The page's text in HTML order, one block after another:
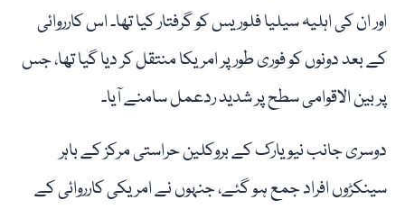
اور ان کی اہلیہ سیلیا فلوریس کو گرفتار کیا تھا۔ اس کارروائی
کے بعد دونوں کو فوری طور پر امریکا منتقل کر دیا گیا تھا، جس
پر بین الاقوامی سطح پر شدید ردعمل سامنے آیا۔
دوسری جانب نیویارک کے بروکلین حراستی مرکز کے باہر
سینکڑوں افراد جمع ہو گئے، جنہوں نے امریکی کارروائی کے